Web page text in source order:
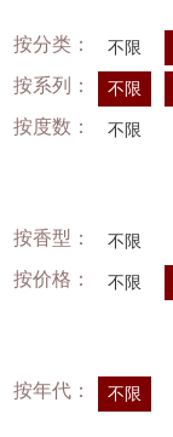
按分类： 不限
按系列： 不限
按度数： 不限
按香型： 不限
按价格： 不限
按年代： 不限